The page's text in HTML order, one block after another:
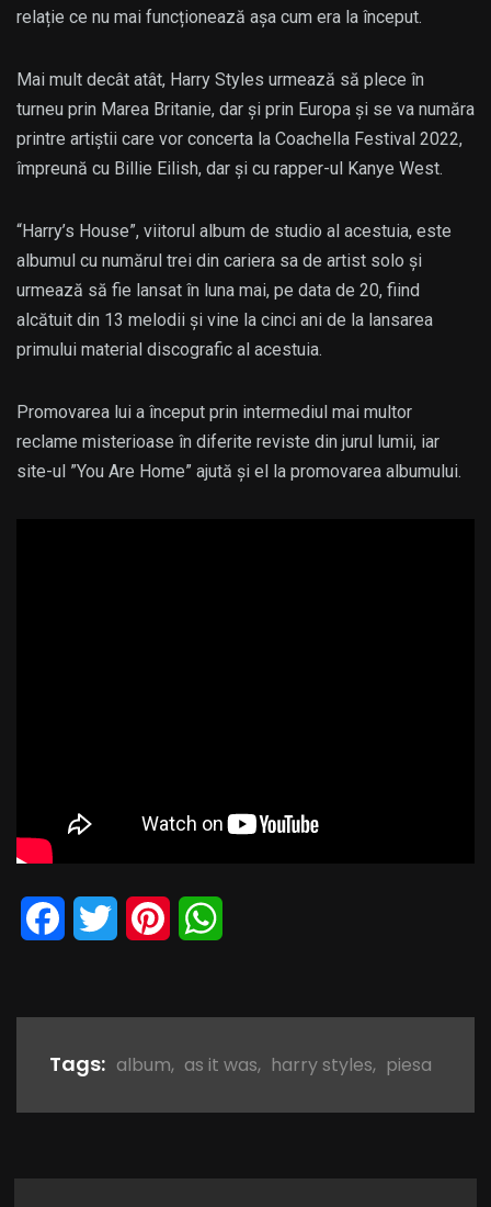
relație ce nu mai funcționează așa cum era la început.
Mai mult decât atât, Harry Styles urmează să plece în
turneu prin Marea Britanie, dar și prin Europa și se va număra
printre artiștii care vor concerta la Coachella Festival 2022,
împreună cu Billie Eilish, dar și cu rapper-ul Kanye West.
“Harry’s House”, viitorul album de studio al acestuia, este
albumul cu numărul trei din cariera sa de artist solo și
urmează să fie lansat în luna mai, pe data de 20, fiind
alcătuit din 13 melodii și vine la cinci ani de la lansarea
primului material discografic al acestuia.
Promovarea lui a început prin intermediul mai multor
reclame misterioase în diferite reviste din jurul lumii, iar
site-ul ”You Are Home” ajută și el la promovarea albumului.
Facebook
Twitter Pinterest
Tags: album, as it was, harry styles, piesa